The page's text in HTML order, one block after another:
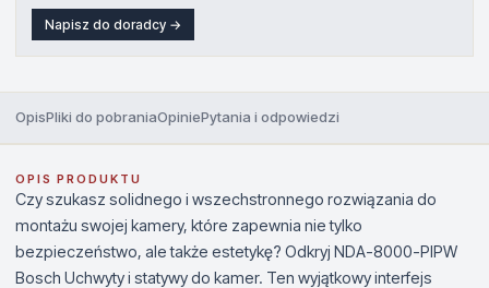
Napisz do doradcy →
OpisPliki do pobraniaOpiniePytania i odpowiedzi
OPIS PRODUKTU
Czy szukasz solidnego i wszechstronnego rozwiązania do
montażu swojej kamery, które zapewnia nie tylko
bezpieczeństwo, ale także estetykę? Odkryj NDA-8000-PIPW
Bosch Uchwyty i statywy do kamer. Ten wyjątkowy interfejs